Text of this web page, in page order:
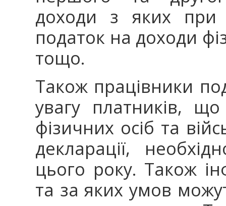
доходи з яких при
податок на доходи
тощо.
Також працівники
увагу платників,
фізичних осіб та
декларації,
цього року. Також
та за яких умов